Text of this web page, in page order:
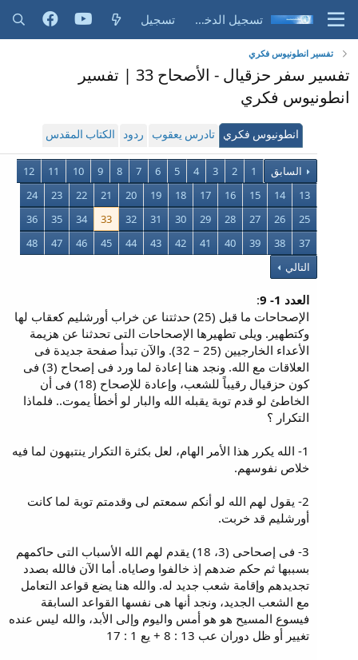
تسجيل الدخول تسجيل
تفسير انطونيوس فكري
تفسير سفر حزقيال - الأصحاح 33 | تفسير
انطونيوس فكري
انطونيوس فكري تادرس يعقوب ردود الكتاب المقدس
السابق 1
2
3
4
5
6
7
8
9
10
11
12
13
14
15
16
17
18
19
20
21
22
23
24
25
26
27
28
29
30
31
32
33
34
35
36
37
38
39
40
41
42
43
44
45
46
47
48
التالي
العدد 1- 9
:
الإصحاحات ما قبل (25) حدثتنا عن خراب أورشليم كعقاب لها
وكتطهير. ويلى تطهيرها الإصحاحات التى تحدثنا عن هزيمة
الأعداء الخارجيين (25 – 32). والآن تبدأ صفحة جديدة فى
العلاقات مع الله. ونجد هنا إعادة لما ورد فى إصحاح (3) فى
كون حزقيال رقيباً للشعب، وإعادة للإصحاح (18) فى أن
الخاطئ لو قدم توبة يقبله الله والبار لو أخطأ يموت.. فلماذا
التكرار ؟
1- الله يكرر هذا الأمر الهام، لعل بكثرة التكرار ينتبهون لما فيه
خلاص نفوسهم.
2- يقول لهم الله لو أنكم سمعتم لى وقدمتم توبة لما كانت
أورشليم قد خربت.
3- فى إصحاحى (3، 18) يقدم لهم الله الأسباب التى حاكمهم
بسببها ثم حكم ضدهم إذ خالفوا وصاياه. أما الآن فالله بصدد
تجديدهم وإقامة شعب جديد له. والله هنا يضع قواعد التعامل
مع الشعب الجديد، ونجد أنها هى نفسها القواعد السابقة
فيسوع المسيح هو هو أمس واليوم وإلى الأبد، والله ليس عنده
تغيير أو ظل دوران عب 13 : 8 + يع 1 : 17